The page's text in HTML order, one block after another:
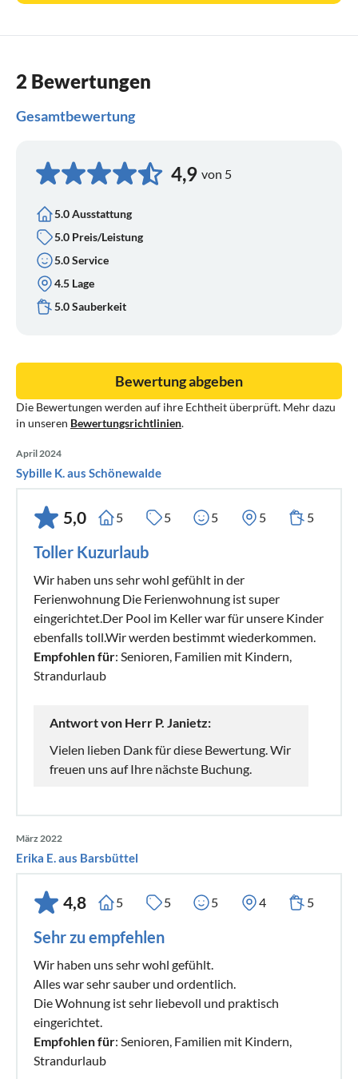
2 Bewertungen
Gesamtbewertung
4,9 von 5
5.0 Ausstattung
5.0 Preis/Leistung
5.0 Service
4.5 Lage
5.0 Sauberkeit
Die Bewertungen werden auf ihre Echtheit überprüft. Mehr dazu
in unseren Bewertungsrichtlinien.
Bewertung abgeben
April 2024
Sybille K. aus Schönewalde
5,0 5 5 5 5 5
Toller Kuzurlaub
Wir haben uns sehr wohl gefühlt in der
Ferienwohnung Die Ferienwohnung ist super
eingerichtet.Der Pool im Keller war für unsere Kinder
ebenfalls toll.Wir werden bestimmt wiederkommen.
Empfohlen für: Senioren, Familien mit Kindern,
Strandurlaub
Antwort von Herr P. Janietz:
Vielen lieben Dank für diese Bewertung. Wir
freuen uns auf Ihre nächste Buchung.
März 2022
Erika E. aus Barsbüttel
4,8 5 5 5 4 5
Sehr zu empfehlen
Wir haben uns sehr wohl gefühlt.
Alles war sehr sauber und ordentlich.
Die Wohnung ist sehr liebevoll und praktisch
eingerichtet.
Empfohlen für: Senioren, Familien mit Kindern,
Strandurlaub